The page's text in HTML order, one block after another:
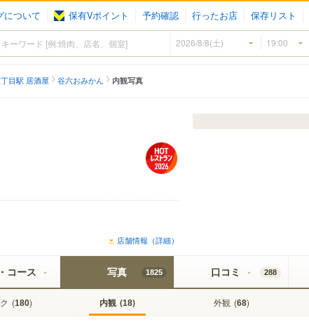
について 保有Vポイント 予約確認 行ったお店 保存リスト
目駅 居酒屋 谷六おみかん 内観写真
店舗情報（詳細）
コース 写真 1825
(180) 内観 (18) 外観 (68)
口コミ 288